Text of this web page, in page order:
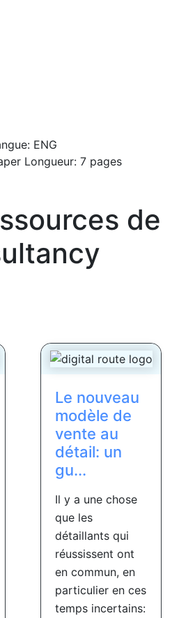
ENG
Longueur: 7 pages
de
Le nouveau
modèle de
vente au
détail: un
gu...
Il y a une chose
que les
détaillants qui
réussissent ont
en commun, en
particulier en ces
temps incertains: